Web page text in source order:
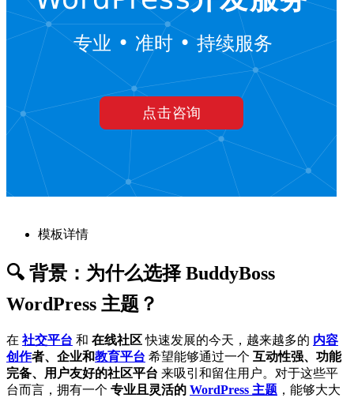
模板详情
🔍 背景：为什么选择 BuddyBoss
WordPress 主题？
在 社交平台 和 在线社区快速发展的今天，越来越多的 内容
创作者、企业和教育平台 希望能够通过一个 互动性强、功能
完备、用户友好的社区平台 来吸引和留住用户。对于这些平
台而言，拥有一个 专业且灵活的 WordPress 主题 ，能够大大